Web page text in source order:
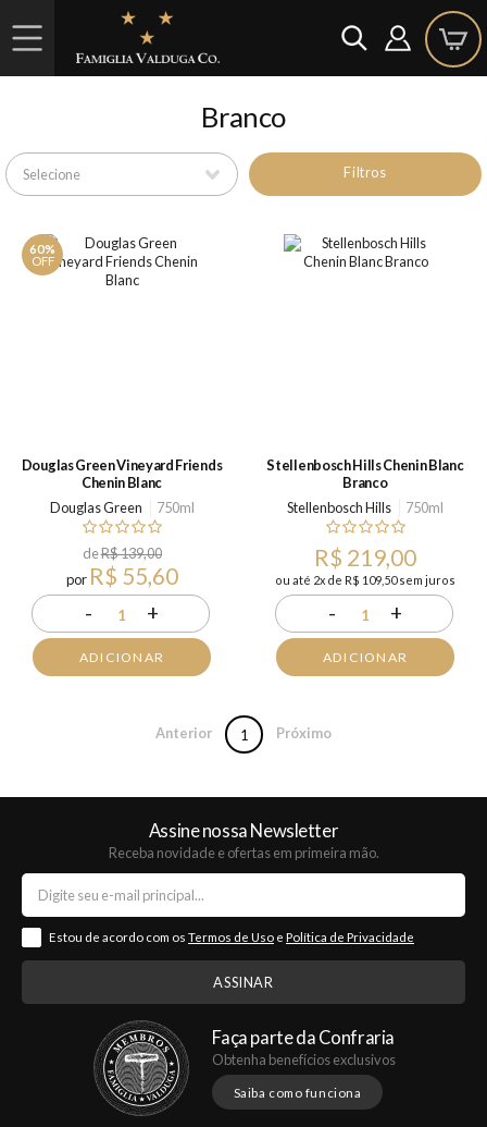
Branco
Filtros
60%
OFF
Douglas Green Vineyard Friends
Chenin Blanc
Douglas Green
750ml
deR$ 139,00
por R$ 55,60
- 1 +
ADICIONAR
Stellenbosch Hills Chenin Blanc
Branco
Stellenbosch Hills
750ml
R$ 219,00
ou até 2x de R$ 109,50 sem juros
- 1 +
ADICIONAR
Anterior 1 Próximo
Assine nossa Newsletter
Receba novidade e ofertas em primeira mão.
Estou de acordo com os Termos de Uso e Política de Privacidade
Faça parte da Confraria
Obtenha benefícios exclusivos
Saiba como funciona